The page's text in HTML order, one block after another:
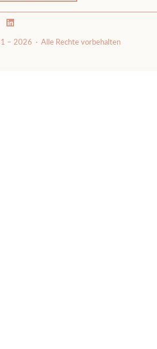
– 2026 · Alle Rechte vorbehalten